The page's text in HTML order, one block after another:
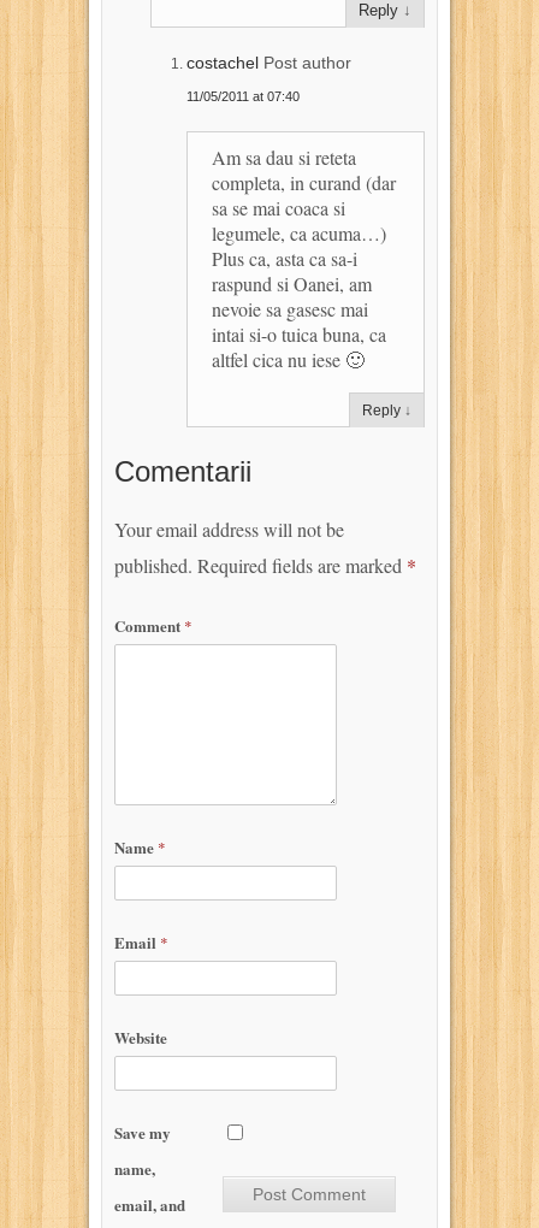
Reply ↓
costachel Post author
11/05/2011 at 07:40
Am sa dau si reteta
completa, in curand (dar
sa se mai coaca si
legumele, ca acuma…)
Plus ca, asta ca sa-i
raspund si Oanei, am
nevoie sa gasesc mai
intai si-o tuica buna, ca
altfel cica nu iese 🙂
Reply ↓
Comentarii
Your email address will not be
published. Required fields are marked *
Comment *
Name *
Email *
Website
Save my
name,
email, and